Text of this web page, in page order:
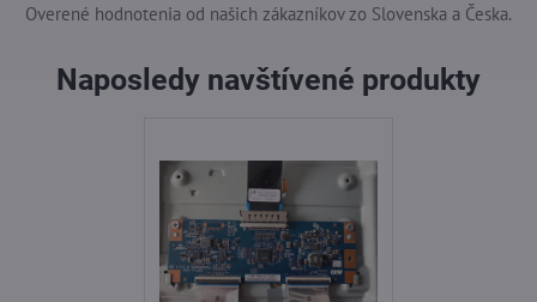
Overené hodnotenia od našich zákazníkov zo Slovenska a Česka.
Naposledy navštívené produkty